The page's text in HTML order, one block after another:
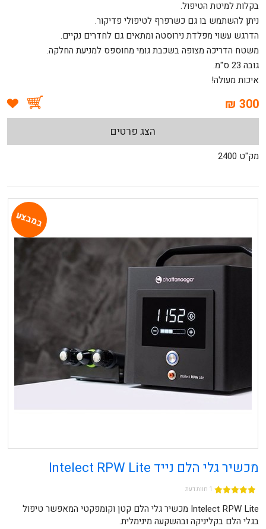
בקלות למיטת הטיפול.
ניתן להשתמש בו גם כשרפרף לטיפולי פדיקור.
הדרגש עשוי מפלדת נירוסטה ומתאים גם לחדרים נקיים.
משטח הדריכה מצופה בשכבת גומי מחוספס למניעת החלקה.
גובה 23 ס"מ.
איכות מעולה!
300 ₪
הצג פרטים
מק"ט 2400
במבצע
מכשיר גלי הלם נייד Intelect RPW Lite
1 חוות דעת
Intelect RPW Lite מכשיר גלי הלם קטן וקומפקטי המאפשר טיפול
בגלי הלם בקליניקה ובהשקעה מינימלית.